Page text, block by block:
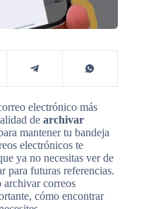
electrónico más
de archivar
mantener tu bandeja
electrónicos te
ya no necesitas ver de
para futuras referencias.
archivar correos
cómo encontrar